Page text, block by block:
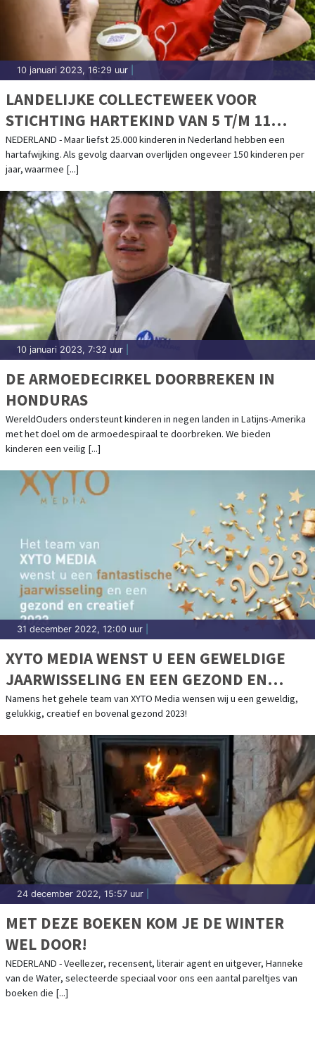
10 januari 2023, 16:29 uur
LANDELIJKE COLLECTEWEEK VOOR
STICHTING HARTEKIND VAN 5 T/M 11
FEBRUARI 2023
NEDERLAND - Maar liefst 25.000 kinderen in Nederland hebben een
hartafwijking. Als gevolg daarvan overlijden ongeveer 150 kinderen per
jaar, waarmee [...]
10 januari 2023, 7:32 uur
DE ARMOEDECIRKEL DOORBREKEN IN
HONDURAS
WereldOuders ondersteunt kinderen in negen landen in Latijns-Amerika
met het doel om de armoedespiraal te doorbreken. We bieden
kinderen een veilig [...]
31 december 2022, 12:00 uur
XYTO MEDIA WENST U EEN GEWELDIGE
JAARWISSELING EN EEN GEZOND EN
CREATIEF 2023
Namens het gehele team van XYTO Media wensen wij u een geweldig,
gelukkig, creatief en bovenal gezond 2023!
24 december 2022, 15:57 uur
MET DEZE BOEKEN KOM JE DE WINTER
WEL DOOR!
NEDERLAND - Veellezer, recensent, literair agent en uitgever, Hanneke
van de Water, selecteerde speciaal voor ons een aantal pareltjes van
boeken die [...]